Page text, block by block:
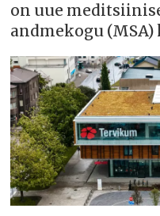
on uue
andmekogu